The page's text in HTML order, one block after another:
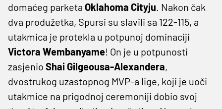
domaćeg parketa Oklahoma Cityju. Nakon čak
dva produžetka, Spursi su slavili sa 122-115, a
utakmica je protekla u potpunoj dominaciji
Victora Wembanyame! On je u potpunosti
zasjenio Shai Gilgeousa-Alexandera,
dvostrukog uzastopnog MVP-a lige, koji je uoči
utakmice na prigodnoj ceremoniji dobio svoj